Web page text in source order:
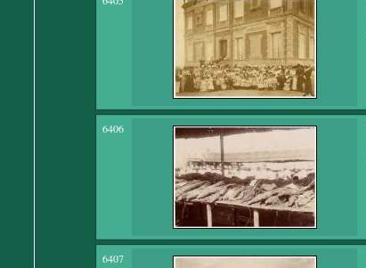
6406
6407